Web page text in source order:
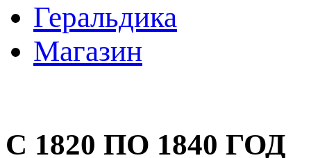
Геральдика
Магазин
С 1820 ПО 1840 ГОД